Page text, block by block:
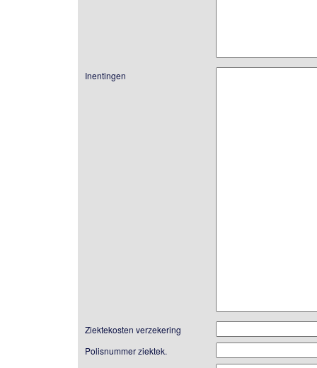
Inentingen
Ziektekosten verzekering
Polisnummer ziektek.